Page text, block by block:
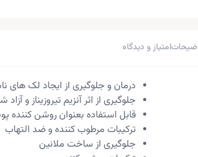
امتیاز و دیدگاه
درمان و جلوگیری از ایجاد لک های
جلوگیری از اثر آنزیم تیروزیناز و
قابل استفاده بعنوان روشن کننده
ترکیبات مرطوب کننده و ضد التهاب
جلوگیری از ساخت ملانین